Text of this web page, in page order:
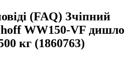
(FAQ) Зчіпний
WW150-VF дишло
кг (1860763)